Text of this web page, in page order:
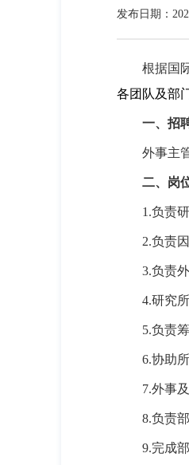
发布日期：
根据国
各团队及部
一、招
外事主
二、岗
1.负责
2.负责
3.负责
4.研究
5.负责
6.协助
7.外事
8.负责
9.完成